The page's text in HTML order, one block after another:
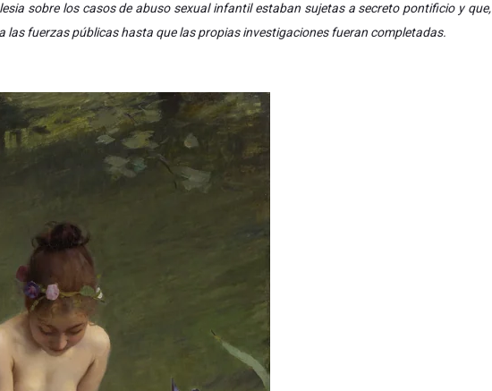
sobre los casos de abuso sexual infantil estaban sujetas a secreto pontificio y que,
las fuerzas públicas hasta que las propias investigaciones fueran completadas.